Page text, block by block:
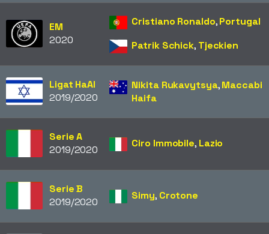
EM
2020
Cristiano Ronaldo,Portugal
Patrik Schick, Tjeckien
Ligat HaAl
2019/2020
Nikita Rukavytsya,Maccabi
Haifa
Serie A
2019/2020
Ciro Immobile, Lazio
Serie B
2019/2020
Simy, Crotone